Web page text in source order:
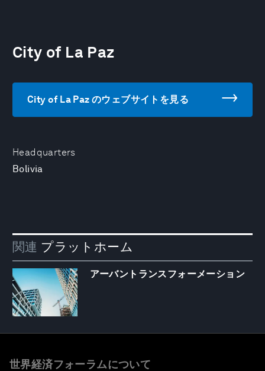
Headquarters
Bolivia
City of La Paz
City of La Paz のウェブサイトを見る
関連 プラットホーム
アーバントランスフォーメーション
世界経済フォーラムについて